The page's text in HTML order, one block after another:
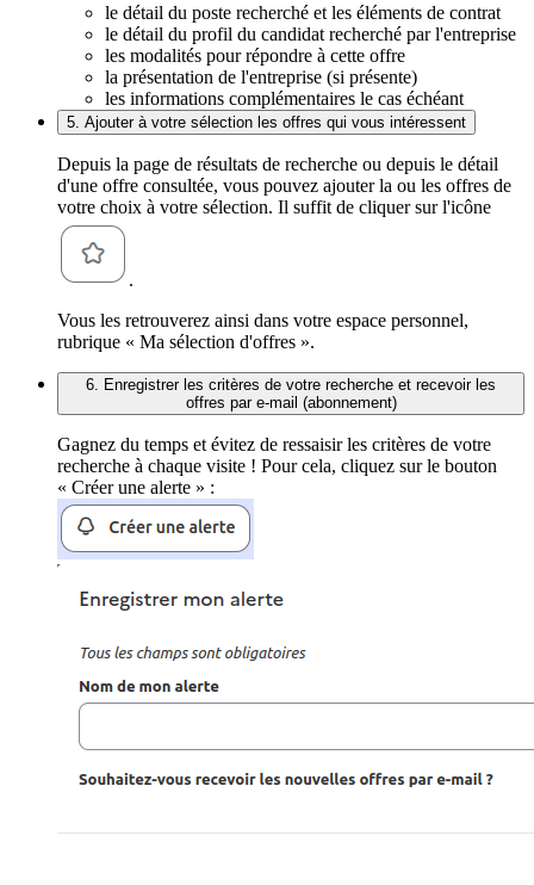
le détail du poste recherché et les éléments de contrat
le détail du profil du candidat recherché par l'entreprise
les modalités pour répondre à cette offre
la présentation de l'entreprise (si présente)
les informations complémentaires le cas échéant
5. Ajouter à votre sélection les offres qui vous intéressent
Depuis la page de résultats de recherche ou depuis le détail
d'une offre consultée, vous pouvez ajouter la ou les offres de
votre choix à votre sélection. Il suffit de cliquer sur l'icône
.
Vous les retrouverez ainsi dans votre espace personnel,
rubrique « Ma sélection d'offres ».
6. Enregistrer les critères de votre recherche et recevoir les
offres par e-mail (abonnement)
Gagnez du temps et évitez de ressaisir les critères de votre
recherche à chaque visite ! Pour cela, cliquez sur le bouton
« Créer une alerte » :